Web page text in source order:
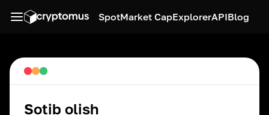
SpotMarket CapExplorerAPIBlog
Sotib olish